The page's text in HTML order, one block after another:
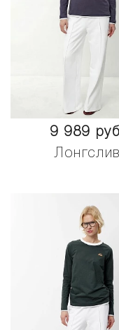
9 989
Лонгслив